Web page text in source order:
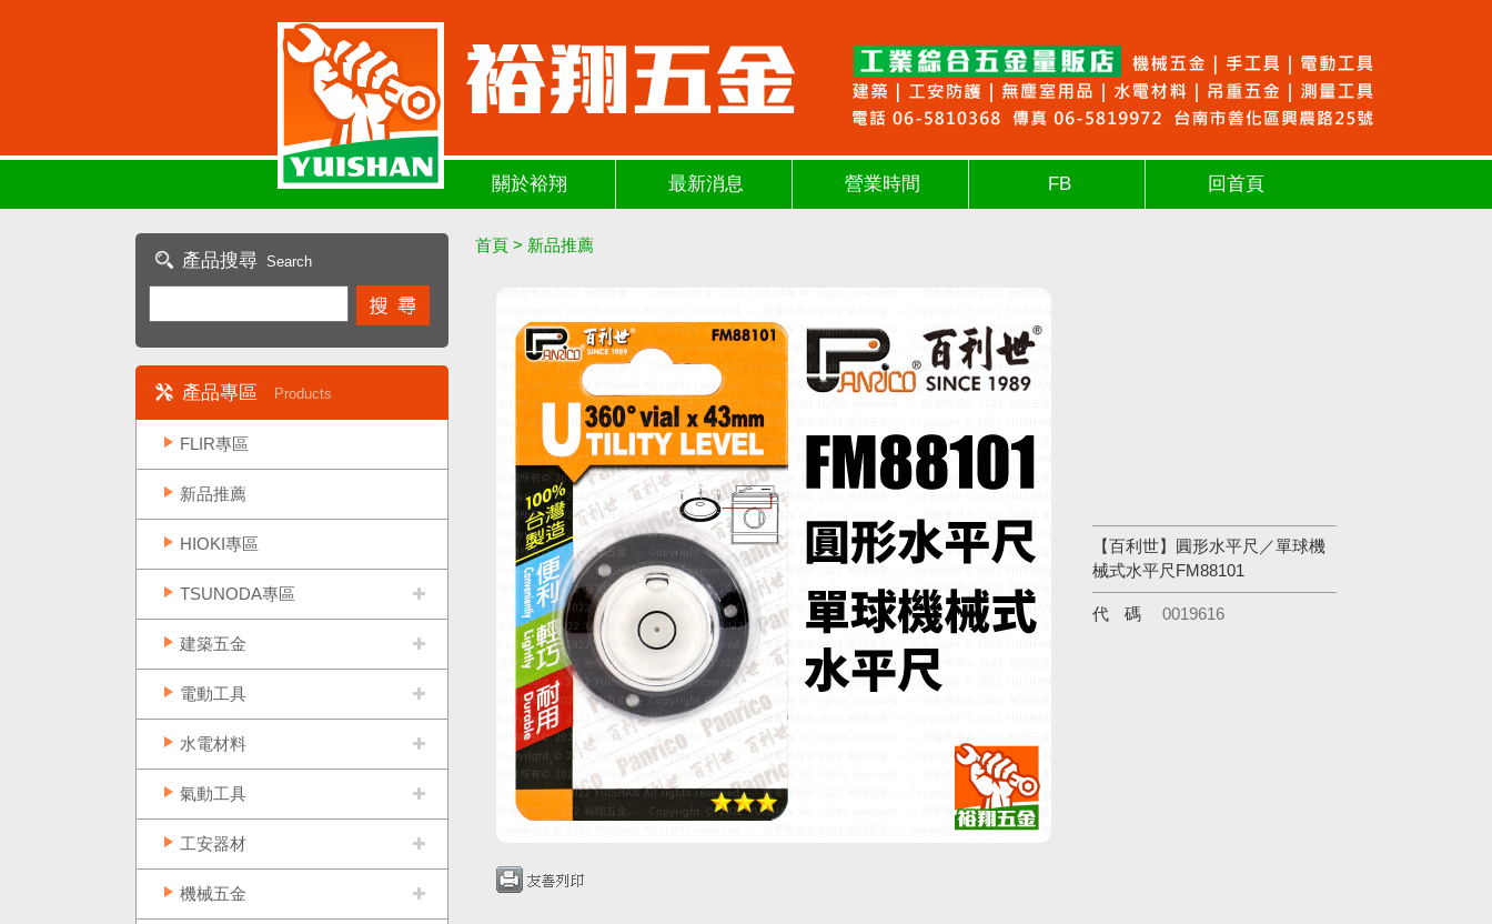
關於裕翔 最新消息 營業時間 FB 回首頁
產品搜尋 Search
產品專區 Products
FLIR專區
新品推薦
HIOKI專區
TSUNODA專區
建築五金
電動工具
水電材料
氣動工具
工安器材
機械五金
首頁 > 新品推薦
【百利世】圓形水平尺／單球機
械式水平尺FM88101
代碼 0019616